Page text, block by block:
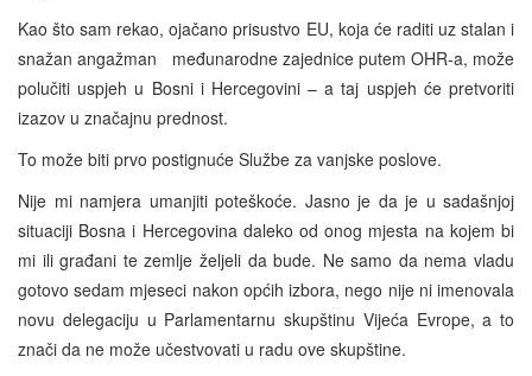
Kao što sam rekao, ojačano prisustvo EU, koja će raditi uz stalan i
snažan angažman međunarodne zajednice putem OHR-a, može
polučiti uspjeh u Bosni i Hercegovini – a taj uspjeh će pretvoriti
izazov u značajnu prednost.
To može biti prvo postignuće Službe za vanjske poslove.
Nije mi namjera umanjiti poteškoće. Jasno je da je u sadašnjoj
situaciji Bosna i Hercegovina daleko od onog mjesta na kojem bi
mi ili građani te zemlje željeli da bude. Ne samo da nema vladu
gotovo sedam mjeseci nakon općih izbora, nego nije ni imenovala
novu delegaciju u Parlamentarnu skupštinu Vijeća Evrope, a to
znači da ne može učestvovati u radu ove skupštine.